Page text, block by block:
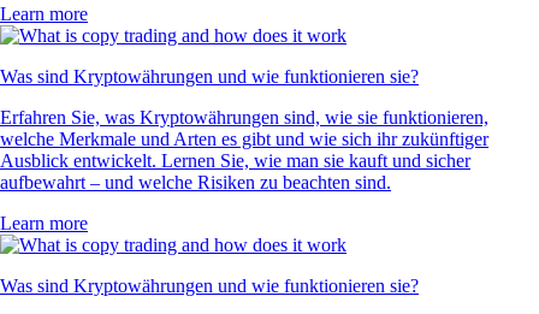
Learn more
Was sind Kryptowährungen und wie funktionieren sie?
Erfahren Sie, was Kryptowährungen sind, wie sie funktionieren,
welche Merkmale und Arten es gibt und wie sich ihr zukünftiger
Ausblick entwickelt. Lernen Sie, wie man sie kauft und sicher
aufbewahrt – und welche Risiken zu beachten sind.
Learn more
Was sind Kryptowährungen und wie funktionieren sie?